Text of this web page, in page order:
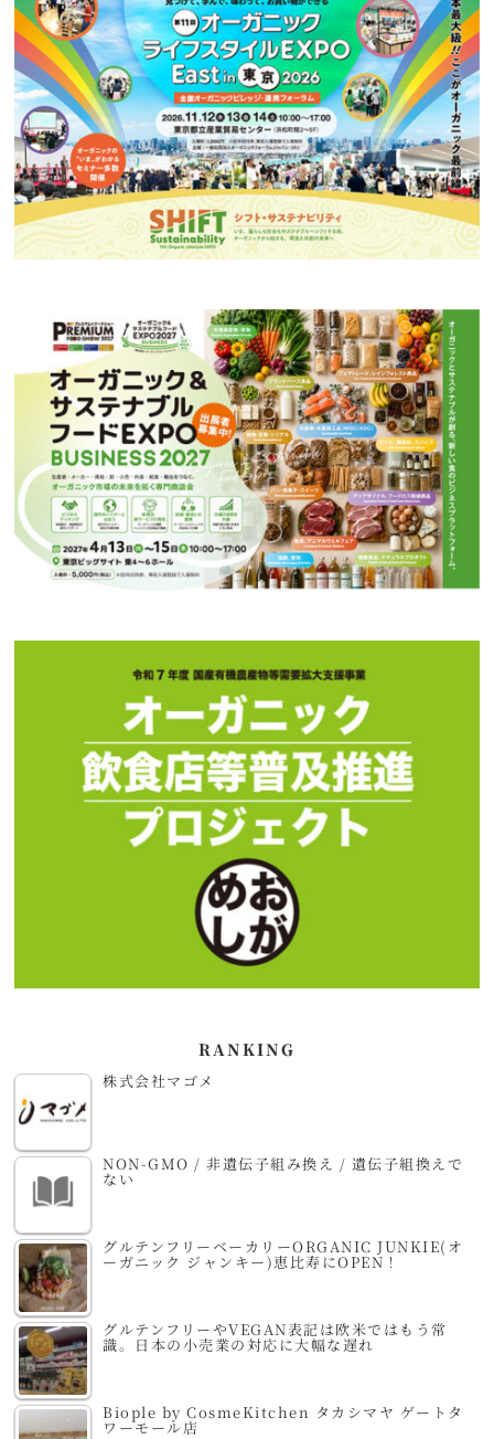
RANKING
株式会社マゴメ
NON-GMO / 非遺伝子組み換え / 遺伝子組換えで
ない
グルテンフリーベーカリーORGANIC JUNKIE(オ
ーガニック ジャンキー)恵比寿にOPEN！
グルテンフリーやVEGAN表記は欧米ではもう常
識。日本の小売業の対応に大幅な遅れ
Biople by CosmeKitchen タカシマヤ ゲートタ
ワーモール店